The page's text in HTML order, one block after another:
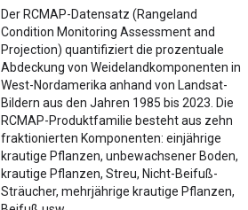
Der RCMAP-Datensatz (Rangeland
Condition Monitoring Assessment and
Projection) quantifiziert die prozentuale
Abdeckung von Weidelandkomponenten in
West-Nordamerika anhand von Landsat-
Bildern aus den Jahren 1985 bis 2023. Die
RCMAP-Produktfamilie besteht aus zehn
fraktionierten Komponenten: einjährige
krautige Pflanzen, unbewachsener Boden,
krautige Pflanzen, Streu, Nicht-Beifuß-
Sträucher, mehrjährige krautige Pflanzen,